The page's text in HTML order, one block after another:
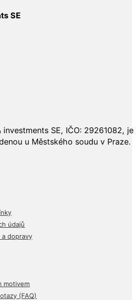
SE
investments SE, IČO: 29261082,
u Městského soudu v Praze.
údajů
dopravy
motivem
(FAQ)